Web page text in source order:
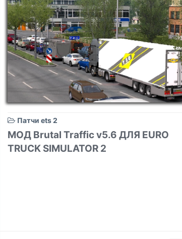
Патчи ets 2
МОД Brutal Traffic v5.6 ДЛЯ EURO
TRUCK SIMULATOR 2